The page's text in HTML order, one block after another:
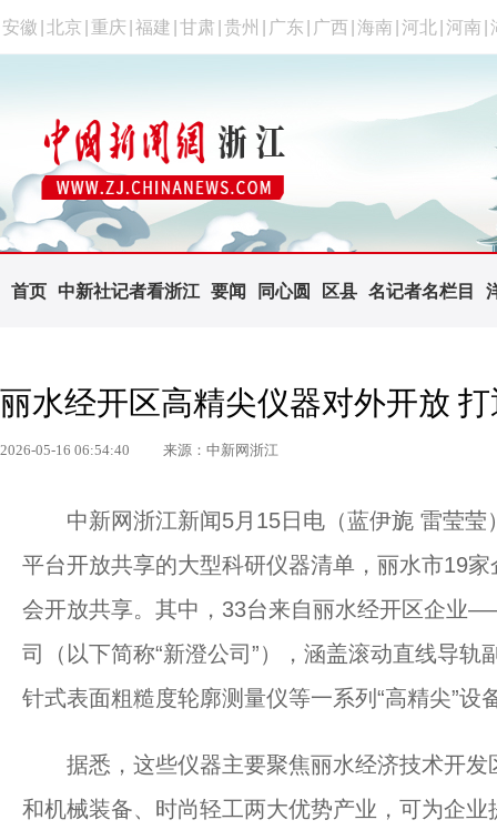
安徽 北京 重庆 福建 甘肃 贵州 广东 广西 海南 河北 河南
首页 中新社记者看浙江 要闻 同心圆 区县 名记者名栏目
丽水经开区高精尖仪器对外开放
2026-05-16 06:54:40 来源：中新网浙江
中新网浙江新闻5月15日电（蓝伊旎 雷莹莹
平台开放共享的大型科研仪器清单，丽水市19
会开放共享。其中，33台来自丽水经开区企业
司（以下简称“新澄公司”），涵盖滚动直线导
针式表面粗糙度轮廓测量仪等一系列“高精尖”设
据悉，这些仪器主要聚焦丽水经济技术开发
和机械装备、时尚轻工两大优势产业，可为企